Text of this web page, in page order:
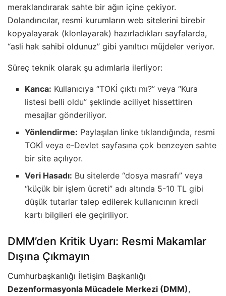
meraklandırarak sahte bir ağın içine çekiyor.
Dolandırıcılar, resmi kurumların web sitelerini birebir
kopyalayarak (klonlayarak) hazırladıkları sayfalarda,
“asli hak sahibi oldunuz” gibi yanıltıcı müjdeler veriyor.
Süreç teknik olarak şu adımlarla ilerliyor:
Kanca: Kullanıcıya “TOKİ çıktı mı?” veya “Kura
listesi belli oldu” şeklinde aciliyet hissettiren
mesajlar gönderiliyor.
Yönlendirme: Paylaşılan linke tıklandığında, resmi
TOKİ veya e-Devlet sayfasına çok benzeyen sahte
bir site açılıyor.
Veri Hasadı: Bu sitelerde “dosya masrafı” veya
“küçük bir işlem ücreti” adı altında 5-10 TL gibi
düşük tutarlar talep edilerek kullanıcının kredi
kartı bilgileri ele geçiriliyor.
DMM’den Kritik Uyarı: Resmi Makamlar
Dışına Çıkmayın
Cumhurbaşkanlığı İletişim Başkanlığı
Dezenformasyonla Mücadele Merkezi (DMM),